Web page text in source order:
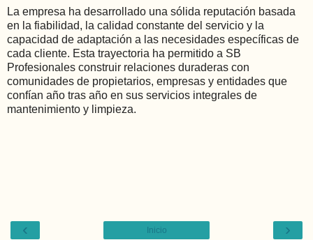
La empresa ha desarrollado una sólida reputación basada
en la fiabilidad, la calidad constante del servicio y la
capacidad de adaptación a las necesidades específicas de
cada cliente. Esta trayectoria ha permitido a SB
Profesionales construir relaciones duraderas con
comunidades de propietarios, empresas y entidades que
confían año tras año en sus servicios integrales de
mantenimiento y limpieza.
‹ ›
Inicio